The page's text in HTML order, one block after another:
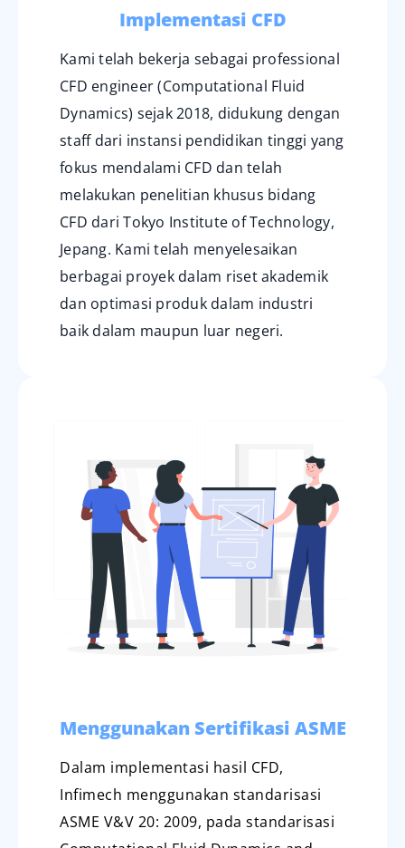
Implementasi CFD
Kami telah bekerja sebagai professional
CFD engineer (Computational Fluid
Dynamics) sejak 2018, didukung dengan
staff dari instansi pendidikan tinggi yang
fokus mendalami CFD dan telah
melakukan penelitian khusus bidang
CFD dariTokyo Institute of Technology,
Jepang. Kami telah menyelesaikan
berbagai proyek dalam riset akademik
dan optimasi produk dalam industri
baik dalam maupun luar negeri.
Menggunakan Sertifikasi ASME
Dalam implementasi hasil CFD,
Infimech menggunakan standarisasi
ASME V&V 20: 2009, pada standarisasi